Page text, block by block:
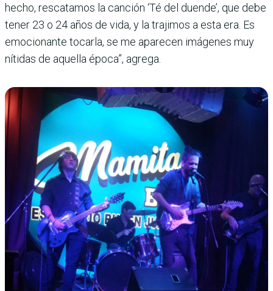
hecho, rescatamos la canción ‘Té del duende’, que debe
tener 23 o 24 años de vida, y la trajimos a esta era. Es
emocionante tocarla, se me aparecen imágenes muy
nítidas de aquella época”, agrega.